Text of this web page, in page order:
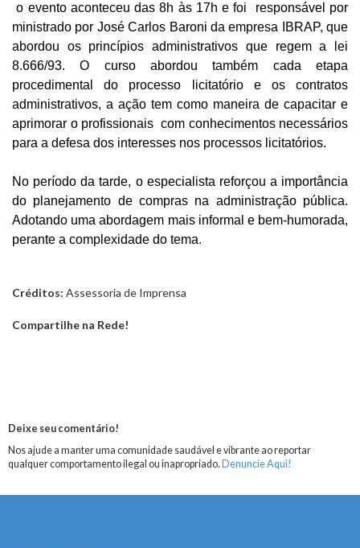
o evento aconteceu das 8h às 17h e foi responsável por
ministrado por José Carlos Baroni da empresa IBRAP, que
abordou os princípios administrativos que regem a lei
8.666/93. O curso abordou também cada etapa
procedimental do processo licitatório e os contratos
administrativos, a ação tem como maneira de capacitar e
aprimorar o profissionais com conhecimentos necessários
para a defesa dos interesses nos processos licitatórios.
No período da tarde, o especialista reforçou a importância
do planejamento de compras na administração pública.
Adotando uma abordagem mais informal e bem-humorada,
perante a complexidade do tema.
Créditos: Assessoria de Imprensa
Compartilhe na Rede!
Deixe seu comentário!
Nos ajude a manter uma comunidade saudável e vibrante ao reportar
qualquer comportamento ilegal ou inapropriado. Denuncie Aqui!